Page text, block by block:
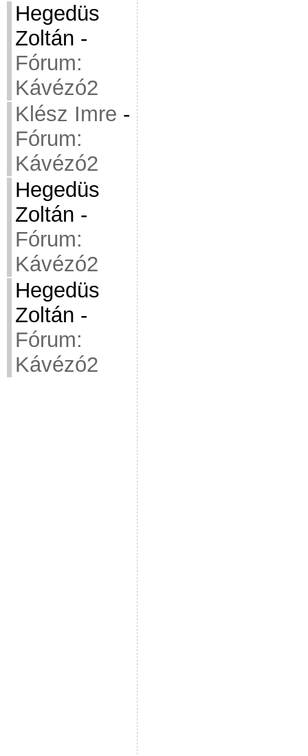
Hegedüs
Zoltán -
Fórum:
Kávézó2
Klész Imre -
Fórum:
Kávézó2
Hegedüs
Zoltán -
Fórum:
Kávézó2
Hegedüs
Zoltán -
Fórum:
Kávézó2